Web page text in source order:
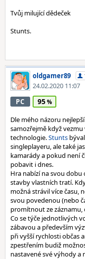
Tvůj milující dědeček
Stunts.
oldgamer89
24.02.2020 11:07
PC 95
Dle mého názoru
samozřejmě když
technologie.Stunts
singleplayeru, ale také
kamarády a pokud není
pobavit i dnes.
Hra nabízí na svou
stavby vlastních tratí.
možná strávil více času,
svou povedenou (nebo
promítnout ze záznamu,
Co se týče jednotlivých
zábavou a především
při vyšší rychlosti občas
zpestřením budiž
nastavené své výhody a